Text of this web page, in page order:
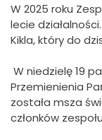
W 2025 roku
lecie
Kikla, który do
W niedzielę 19
Przemienienia
została msza
członków